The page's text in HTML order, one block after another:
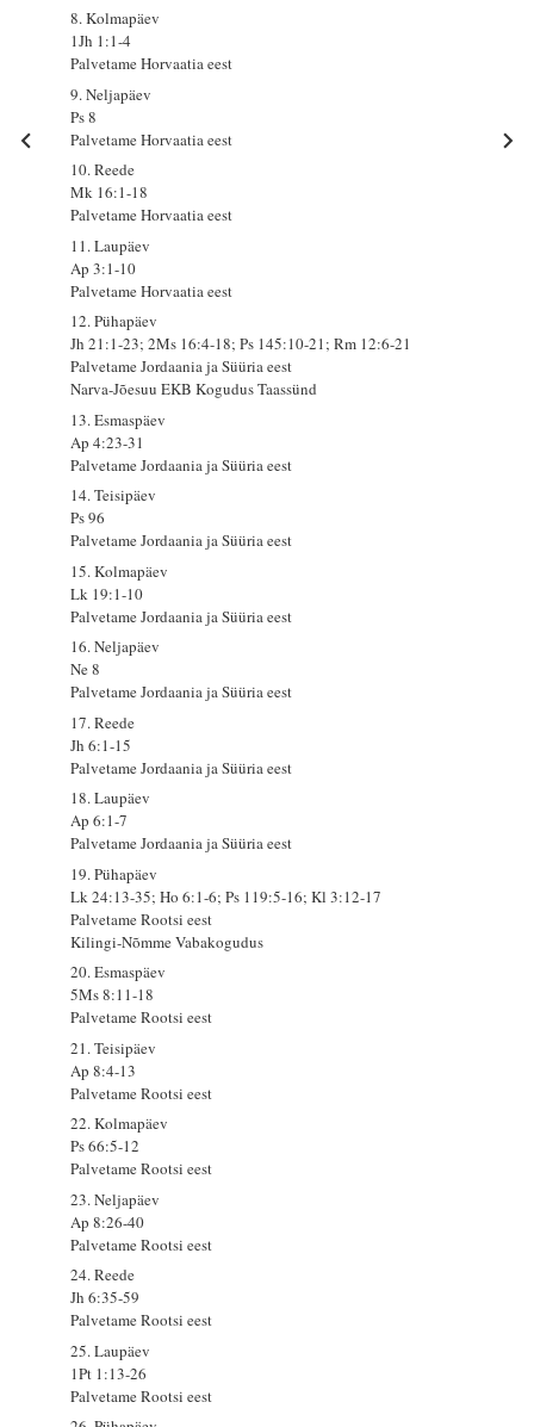
8. Kolmapäev
1Jh 1:1-4
Palvetame Horvaatia eest
9. Neljapäev
Ps 8
Palvetame Horvaatia eest
10. Reede
Mk 16:1-18
Palvetame Horvaatia eest
11. Laupäev
Ap 3:1-10
Palvetame Horvaatia eest
12. Pühapäev
Jh 21:1-23; 2Ms 16:4-18; Ps 145:10-21; Rm 12:6-21
Palvetame Jordaania ja Süüria eest
Narva-Jõesuu EKB Kogudus Taassünd
13. Esmaspäev
Ap 4:23-31
Palvetame Jordaania ja Süüria eest
14. Teisipäev
Ps 96
Palvetame Jordaania ja Süüria eest
15. Kolmapäev
Lk 19:1-10
Palvetame Jordaania ja Süüria eest
16. Neljapäev
Ne 8
Palvetame Jordaania ja Süüria eest
17. Reede
Jh 6:1-15
Palvetame Jordaania ja Süüria eest
18. Laupäev
Ap 6:1-7
Palvetame Jordaania ja Süüria eest
19. Pühapäev
Lk 24:13-35; Ho 6:1-6; Ps 119:5-16; Kl 3:12-17
Palvetame Rootsi eest
Kilingi-Nõmme Vabakogudus
20. Esmaspäev
5Ms 8:11-18
Palvetame Rootsi eest
21. Teisipäev
Ap 8:4-13
Palvetame Rootsi eest
22. Kolmapäev
Ps 66:5-12
Palvetame Rootsi eest
23. Neljapäev
Ap 8:26-40
Palvetame Rootsi eest
24. Reede
Jh 6:35-59
Palvetame Rootsi eest
25. Laupäev
1Pt 1:13-26
Palvetame Rootsi eest